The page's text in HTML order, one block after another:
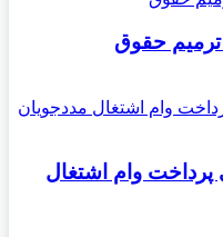
ترمیم حقوق
پرداخت وام اشتغال